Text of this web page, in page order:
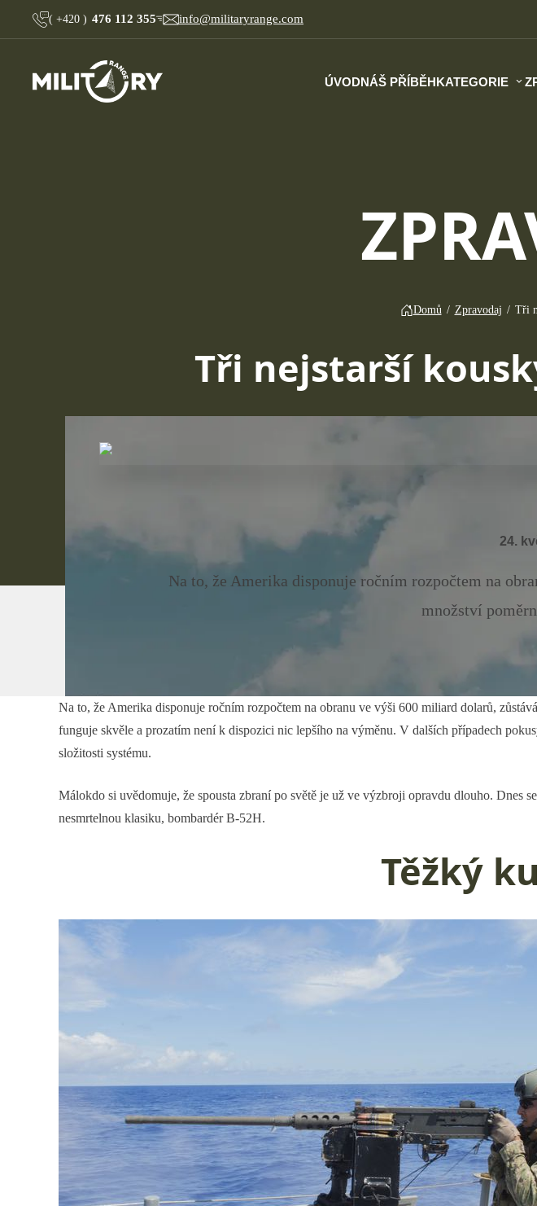
( +420 ) 476 112 355 info@militaryrange.com
ÚVODNÁŠ PŘÍBĚHKATEGORIE
Domů / Zpravodaj / Tři
Tři nejstarší
24.
Na to, že Amerika disponuje ročním rozpočtem na
množství
Na to, že Amerika disponuje ročním rozpočtem na obranu ve výši 600 miliard dolarů,
funguje skvěle a prozatím není k dispozici nic lepšího na výměnu. V dalších případech
složitosti systému.
Málokdo si uvědomuje, že spousta zbraní po světě je už ve výzbroji opravdu dlouho.
nesmrtelnou klasiku, bombardér B-52H.
Těžký